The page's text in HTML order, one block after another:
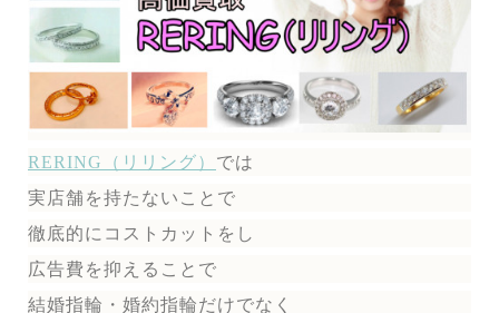
RERING（リリング） では
実店舗を持たないことで
徹底的にコストカットをし
広告費を抑えることで
結婚指輪・婚約指輪だけでなく